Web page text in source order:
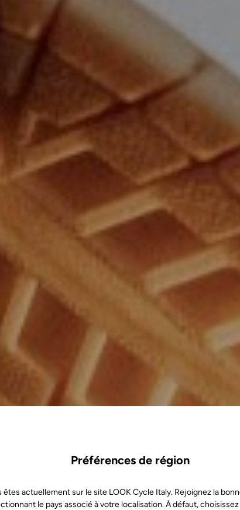
Préférences de région
êtes actuellement sur le site LOOK Cycle Italy. Rejoignez la
le pays associé à votre localisation. À défaut, choisissez